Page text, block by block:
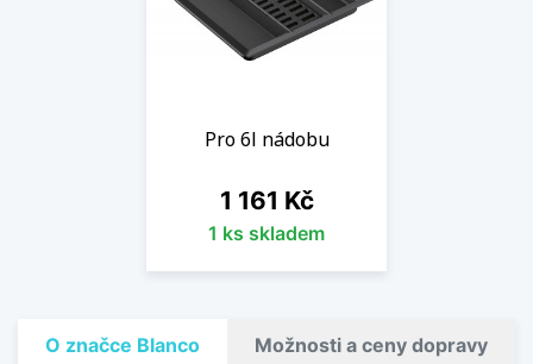
Pro 6l nádobu
Cena
1 161 Kč
1 ks skladem
O značce Blanco Možnosti a ceny dopravy